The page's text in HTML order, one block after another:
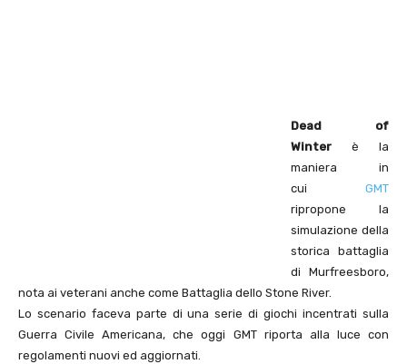
Dead of
Winter è la
maniera in
cui GMT
ripropone la
simulazione della
storica battaglia
di Murfreesboro,
nota ai veterani anche come Battaglia dello Stone River.
Lo scenario faceva parte di una serie di giochi incentrati sulla
Guerra Civile Americana, che oggi GMT riporta alla luce con
regolamenti nuovi ed aggiornati.